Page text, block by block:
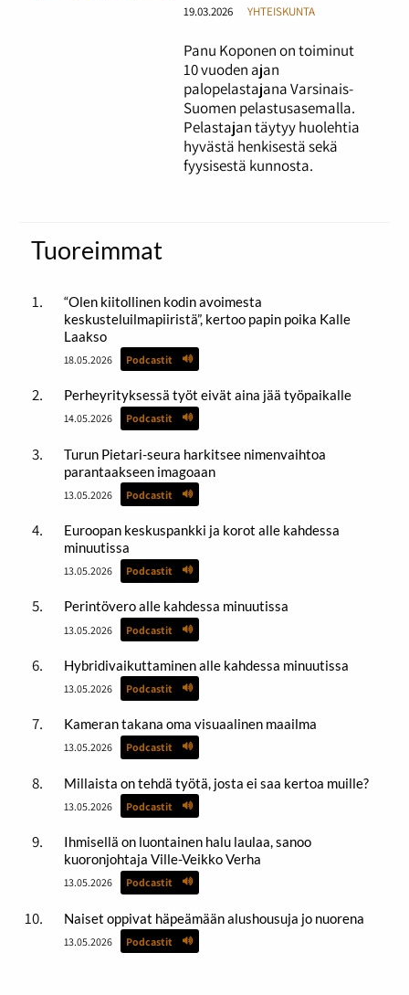
19.03.2026 YHTEISKUNTA
Panu Koponen on toiminut
10 vuoden ajan
palopelastajana Varsinais-
Suomen pelastusasemalla.
Pelastajan täytyy huolehtia
hyvästä henkisestä sekä
fyysisestä kunnosta.
Tuoreimmat
“Olen kiitollinen kodin avoimesta
keskusteluilmapiiristä”, kertoo papin poika Kalle
Laakso
18.05.2026 Podcastit
Perheyrityksessä työt eivät aina jää työpaikalle
14.05.2026 Podcastit
Turun Pietari-seura harkitsee nimenvaihtoa
parantaakseen imagoaan
13.05.2026 Podcastit
Euroopan keskuspankki ja korot alle kahdessa
minuutissa
13.05.2026 Podcastit
Perintövero alle kahdessa minuutissa
13.05.2026 Podcastit
Hybridivaikuttaminen alle kahdessa minuutissa
13.05.2026 Podcastit
Kameran takana oma visuaalinen maailma
13.05.2026 Podcastit
Millaista on tehdä työtä, josta ei saa kertoa muille?
13.05.2026 Podcastit
Ihmisellä on luontainen halu laulaa, sanoo
kuoronjohtaja Ville-Veikko Verha
13.05.2026 Podcastit
Naiset oppivat häpeämään alushousuja jo nuorena
13.05.2026 Podcastit